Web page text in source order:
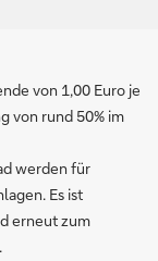
von 1,00 Euro je
von rund 50% im
werden für
Es ist
erneut zum